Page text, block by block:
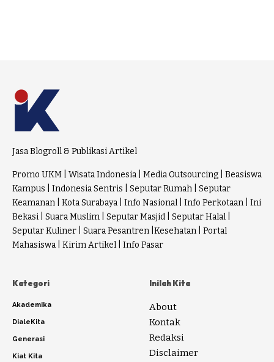
Jasa Blogroll & Publikasi Artikel
Promo UKM Wisata Indonesia Media Outsourcing
Beasiswa
Kampus
Indonesia Sentris Seputar Rumah
Seputar
Keamanan
Kota Surabaya Info Nasional Info Perkotaan
Ini
Bekasi
Suara Muslim Seputar Masjid Seputar Halal
Seputar Kuliner
Suara Pesantren Kesehatan
Portal
Mahasiswa
Kirim Artikel Info Pasar
Kategori
Akademika
DialeKita
Generasi
Kiat Kita
Inilah Kita
About
Kontak
Redaksi
Disclaimer